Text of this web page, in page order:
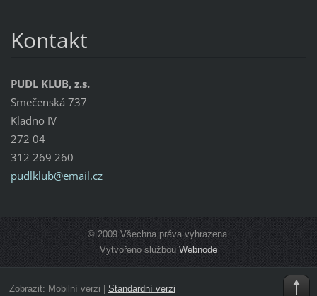
Kontakt
PUDL KLUB, z.s.
Smečenská 737
Kladno IV
272 04
312 269 260
pudlklub@email.cz
© 2009 Všechna práva vyhrazena.
Vytvořeno službouWebnode
Zobrazit: Mobilní verzi Standardní verzi